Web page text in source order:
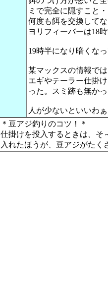
ミで完全に隠すこと
何度も餌を交換して
ヨリフィーバーは18
19時半になり暗くな
某マックスの情報で
エギやテーラー仕掛
った。スミ跡も無か
人が少ないといいわ
＊豆アジ釣りのコツ！＊
仕掛けを投入するときは、そ
入れたほうが、豆アジがたく